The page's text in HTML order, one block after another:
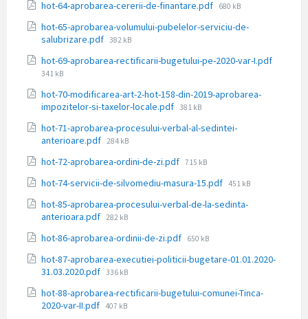
hot-64-aprobarea-cererii-de-finantare.pdf Dimensiune
680 kB
hot-65-aprobarea-volumului-pubelelor-serviciu-de-
salubrizare.pdf Dimensiune
382 kB
hot-69-aprobarea-rectificarii-bugetului-pe-2020-var-I.pdf
341 kB
hot-70-modificarea-art-2-hot-158-din-2019-aprobarea-
impozitelor-si-taxelor-locale.pdf Dimensiune
381 kB
hot-71-aprobarea-procesului-verbal-al-sedintei-
anterioare.pdf Dimensiune
284 kB
hot-72-aprobarea-ordini-de-zi.pdf Dimensiune
715 kB
hot-74-servicii-de-silvomediu-masura-15.pdf Dimensiune
451 kB
hot-85-aprobarea-procesului-verbal-de-la-sedinta-
anterioara.pdf Dimensiune
282 kB
hot-86-aprobarea-ordinii-de-zi.pdf Dimensiune
650 kB
hot-87-aprobarea-executiei-politicii-bugetare-01.01.2020-
31.03.2020.pdf Dimensiune
336 kB
hot-88-aprobarea-rectificarii-bugetului-comunei-Tinca-
2020-var-II.pdf Dimensiune
407 kB